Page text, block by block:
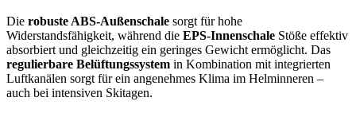
Die robuste ABS-Außenschale sorgt für hohe
Widerstandsfähigkeit, während die EPS-Innenschale Stöße effektiv
absorbiert und gleichzeitig ein geringes Gewicht ermöglicht. Das
regulierbare Belüftungssystem in Kombination mit integrierten
Luftkanälen sorgt für ein angenehmes Klima im Helminneren –
auch bei intensiven Skitagen.